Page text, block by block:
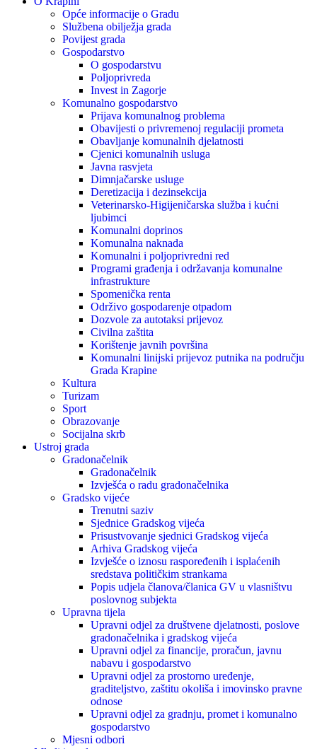
Opće informacije o Gradu
Službena obilježja grada
Povijest grada
Gospodarstvo
O gospodarstvu
Poljoprivreda
Invest in Zagorje
Komunalno gospodarstvo
Prijava komunalnog problema
Obavijesti o privremenoj regulaciji prometa
Obavljanje komunalnih djelatnosti
Cjenici komunalnih usluga
Javna rasvjeta
Dimnjačarske usluge
Deretizacija i dezinsekcija
Veterinarsko-Higijeničarska služba i kućni
ljubimci
Komunalni doprinos
Komunalna naknada
Komunalni i poljoprivredni red
Programi građenja i održavanja komunalne
infrastrukture
Spomenička renta
Održivo gospodarenje otpadom
Dozvole za autotaksi prijevoz
Civilna zaštita
Korištenje javnih površina
Komunalni linijski prijevoz putnika na području
Grada Krapine
Kultura
Turizam
Sport
Obrazovanje
Socijalna skrb
Ustroj grada
Gradonačelnik
Gradonačelnik
Izvješća o radu gradonačelnika
Gradsko vijeće
Trenutni saziv
Sjednice Gradskog vijeća
Prisustvovanje sjednici Gradskog vijeća
Arhiva Gradskog vijeća
Izvješće o iznosu raspoređenih i isplaćenih
sredstava političkim strankama
Popis udjela članova/članica GV u vlasništvu
poslovnog subjekta
Upravna tijela
Upravni odjel za društvene djelatnosti, poslove
gradonačelnika i gradskog vijeća
Upravni odjel za financije, proračun, javnu
nabavu i gospodarstvo
Upravni odjel za prostorno uređenje,
graditeljstvo, zaštitu okoliša i imovinsko pravne
odnose
Upravni odjel za gradnju, promet i komunalno
gospodarstvo
Mjesni odbori